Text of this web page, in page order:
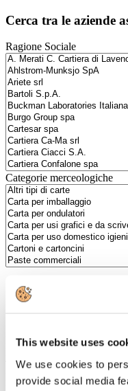
This website uses
We use cookies to
provide social media
Cerca tra le aziende
Ragione Sociale
Categorie merceologiche
Milano
Tel. +39 02-290.03018 r.a
Fax. +39 02-290.033.96